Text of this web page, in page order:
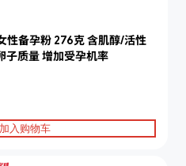
性备孕粉 276克 含肌醇/活性
子质量 增加受孕机率
加入购物车